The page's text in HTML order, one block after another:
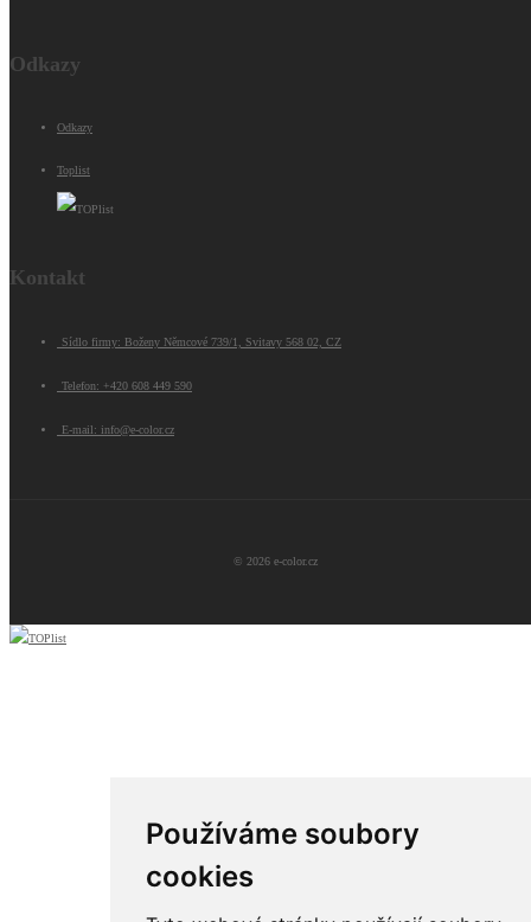
Používáme soubory
cookies
Odkazy
Odkazy
Toplist
Kontakt
Sídlo firmy: Boženy Němcové 739/1, Svitavy 568 02, CZ
Telefon: +420 608 449 590
E-mail: info@e-color.cz
© 2026 e-color.cz